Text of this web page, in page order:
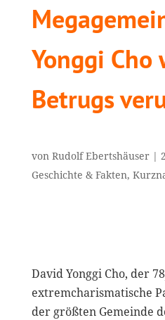
Yonggi Cho
Betrugs
von Rudolf Ebertshäuser|
Geschichte & Fakten,
David Yonggi Cho, der
extremcharismatische
der größten Gemeinde